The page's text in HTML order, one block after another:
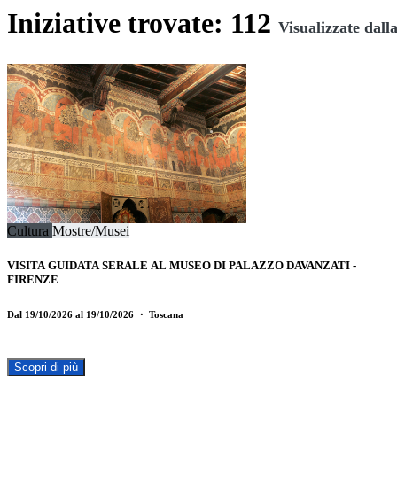
Iniziative trovate: 112 Visualizzate
Cultura Mostre/Musei
VISITA GUIDATA SERALE AL MUSEO DI PALAZZO DAVANZATI -
FIRENZE
Dal 19/10/2026 al 19/10/2026 ・ Toscana
Scopri di più